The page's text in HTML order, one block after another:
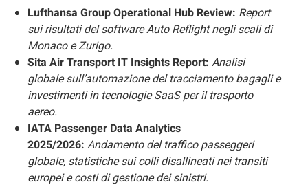
Lufthansa Group Operational Hub Review: Report
sui risultati del software Auto Reflight negli scali di
Monaco e Zurigo.
Sita Air Transport IT Insights Report: Analisi
globale sull’automazione del tracciamento bagagli e
investimenti in tecnologie SaaS per il trasporto
aereo.
IATA Passenger Data Analytics
2025/2026: Andamento del traffico passeggeri
globale, statistiche sui colli disallineati nei transiti
europei e costi di gestione dei sinistri.